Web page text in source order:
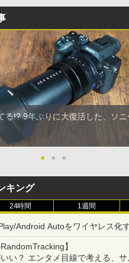
る!? 9年ぶりに大復活した、ソニ
● ● ●
キング
24時間 1週間
Android Autoをワイヤレス化
】
い？ エンタメ目線で考える、